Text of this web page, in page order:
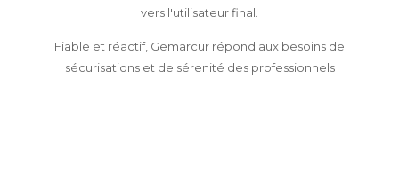
vers l'utilisateur final.
Fiable et réactif, Gemarcur répond aux besoins de
sécurisations et de sérenité des professionnels